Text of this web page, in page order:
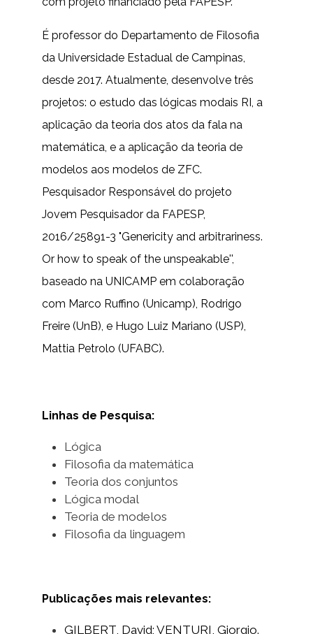
É professor do Departamento de Filosofia
da Universidade Estadual de Campinas,
desde 2017. Atualmente, desenvolve três
projetos: o estudo das lógicas modais RI, a
aplicação da teoria dos atos da fala na
matemática, e a aplicação da teoria de
modelos aos modelos de ZFC.
Pesquisador Responsável do projeto
Jovem Pesquisador da FAPESP,
2016/25891-3 "Genericity and arbitrariness.
Or how to speak of the unspeakable'',
baseado na UNICAMP em colaboração
com Marco Ruffino (Unicamp), Rodrigo
Freire (UnB), e Hugo Luiz Mariano (USP),
Mattia Petrolo (UFABC).
Linhas de Pesquisa:
Lógica
Filosofia da matemática
Teoria dos conjuntos
Lógica modal
Teoria de modelos
Filosofia da linguagem
Publicações mais relevantes:
GILBERT, David; VENTURI, Giorgio.